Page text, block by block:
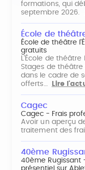
formations, qui
septembre 2026.
École de
École de théâtre
gratuits
L'École de théâtre
Stages de
dans le cadre de
offerts…
Lire
Cagec
Cagec - Frais
Avoir un aperçu
traitement des
40ème
40ème Rugissant
présentiel sur